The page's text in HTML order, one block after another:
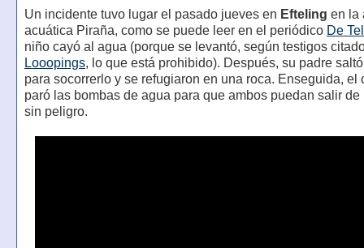
Un incidente tuvo lugar el pasado jueves en Efteling en la
acuática Piraña, como se puede leer en el periódico De
niño cayó al agua (porque se levantó, según testigos
Looopings, lo que está prohibido). Después, su padre
para socorrerlo y se refugiaron en una roca. Enseguida, el
paró las bombas de agua para que ambos puedan salir de
sin peligro.